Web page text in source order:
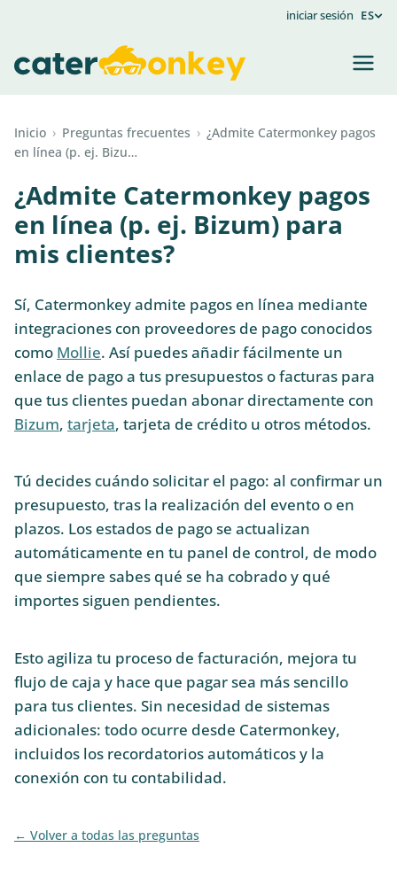
iniciar sesión ES
Inicio › Preguntas frecuentes › ¿Admite Catermonkey pagos
en línea (p. ej. Bizu…
¿Admite Catermonkey pagos
en línea (p. ej. Bizum) para
mis clientes?
Sí, Catermonkey admite pagos en línea mediante
integraciones con proveedores de pago conocidos
como Mollie. Así puedes añadir fácilmente un
enlace de pago a tus presupuestos o facturas para
que tus clientes puedan abonar directamente con
Bizum, tarjeta, tarjeta de crédito u otros métodos.
Tú decides cuándo solicitar el pago: al confirmar un
presupuesto, tras la realización del evento o en
plazos. Los estados de pago se actualizan
automáticamente en tu panel de control, de modo
que siempre sabes qué se ha cobrado y qué
importes siguen pendientes.
Esto agiliza tu proceso de facturación, mejora tu
flujo de caja y hace que pagar sea más sencillo
para tus clientes. Sin necesidad de sistemas
adicionales: todo ocurre desde Catermonkey,
incluidos los recordatorios automáticos y la
conexión con tu contabilidad.
Volver a todas las preguntas